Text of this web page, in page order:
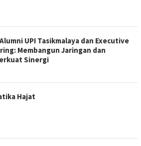
UPI Tasikmalaya dan Executive
Membangun Jaringan dan
Sinergi
Hajat